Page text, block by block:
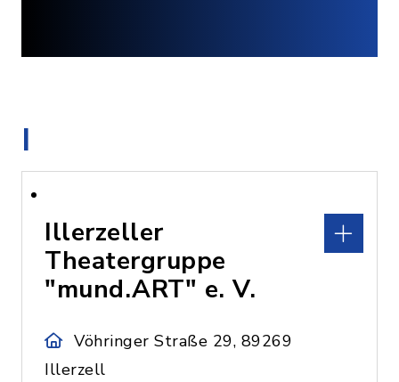
I
Illerzeller
Theatergruppe
"mund.ART" e. V.
Vöhringer Straße 29, 89269
Illerzell